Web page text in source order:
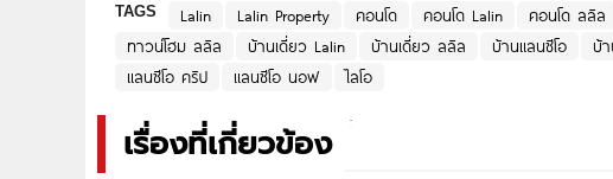
TAGS Lalin Lalin Property คอนโด คอนโด Lalin คอนโด ลลิล
ทาวน์โฮม ลลิล
บ้านเดี่ยว Lalin บ้านเดี่ยว ลลิล บ้านแลนซีโอ บ้
แลนซีโอ คริป
แลนซีโอ นอฟ ไลโอ
เรื่องที่เกี่ยวข้อง